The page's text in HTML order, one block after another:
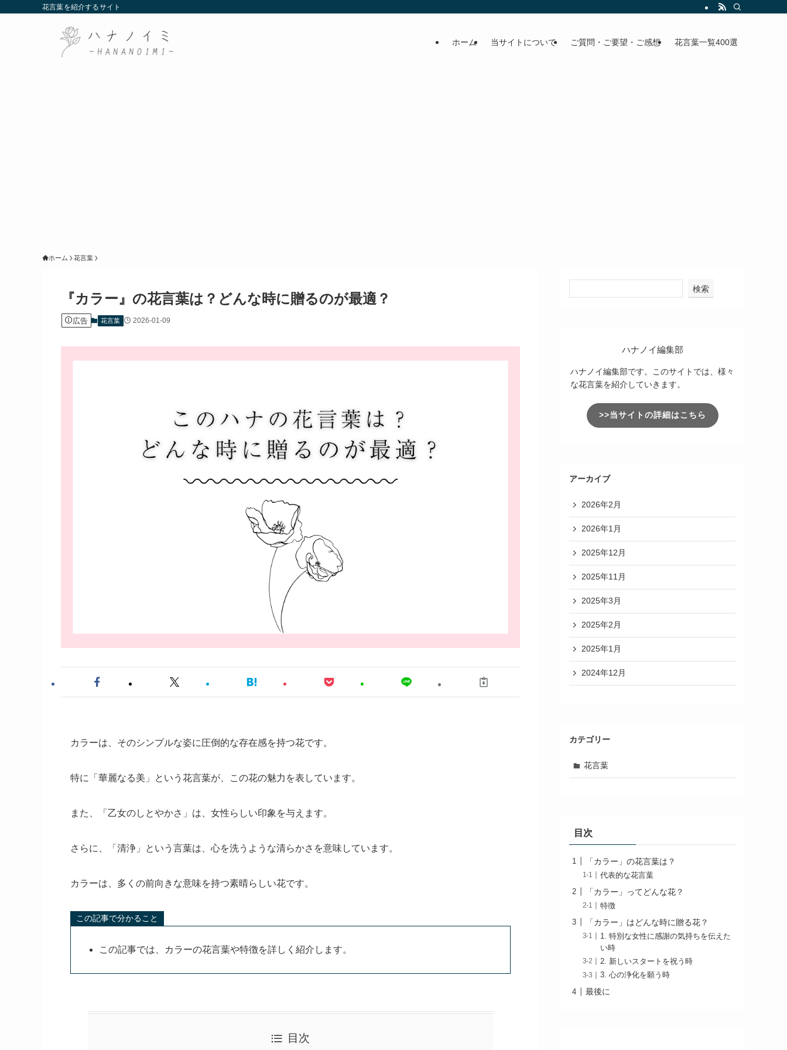
花言葉を紹介するサイト
ホーム 当サイトについて ご質問・ご要望・ご感想 花言葉一覧400選
ホーム 花言葉
『カラー』の花言葉は？どんな時に贈るのが最適？
広告 花言葉 2026-01-09
カラーは、そのシンプルな姿に圧倒的な存在感を持つ花です。
特に「華麗なる美」という花言葉が、この花の魅力を表しています。
また、「乙女のしとやかさ」は、女性らしい印象を与えます。
さらに、「清浄」という言葉は、心を洗うような清らかさを意味しています。
カラーは、多くの前向きな意味を持つ素晴らしい花です。
この記事で分かること
この記事では、カラーの花言葉や特徴を詳しく紹介します。
目次
検索
ハナノイ編集部
ハナノイ編集部です。このサイトでは、様々
な花言葉を紹介していきます。
>>当サイトの詳細はこちら
アーカイブ
2026年2月
2026年1月
2025年12月
2025年11月
2025年3月
2025年2月
2025年1月
2024年12月
カテゴリー
花言葉
目次
「カラー」の花言葉は？
代表的な花言葉
「カラー」ってどんな花？
特徴
「カラー」はどんな時に贈る花？
1. 特別な女性に感謝の気持ちを伝えた
い時
2. 新しいスタートを祝う時
3. 心の浄化を願う時
最後に